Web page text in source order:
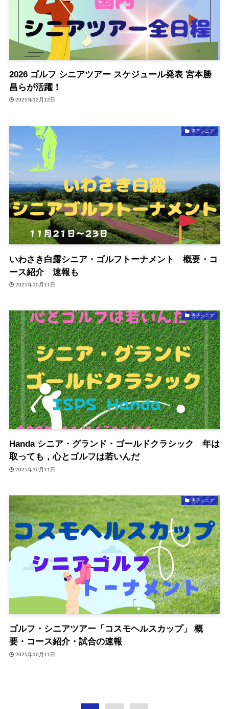
2026 ゴルフ シニアツアー スケジュール発表 宮本勝
昌らが活躍！
2025年12月12日
男子シニア
いわさき白露シニア・ゴルフトーナメント 概要・コ
ース紹介 速報も
2025年10月11日
男子シニア
Handa シニア・グランド・ゴールドクラシック 年は
取っても，心とゴルフは若いんだ
2025年10月11日
男子シニア
ゴルフ・シニアツアー「コスモヘルスカップ」 概
要・コース紹介・試合の速報
2025年10月11日